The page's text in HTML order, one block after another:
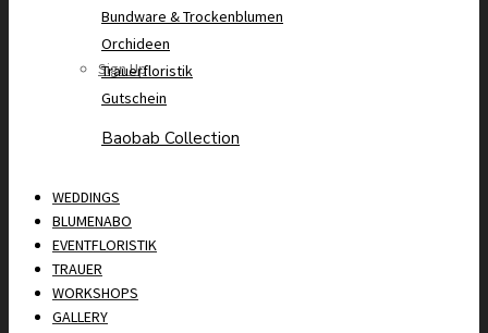
Sign Up
Bundware & Trockenblumen
Orchideen
Trauerfloristik
Gutschein
Baobab Collection
WEDDINGS
BLUMENABO
EVENTFLORISTIK
TRAUER
WORKSHOPS
GALLERY